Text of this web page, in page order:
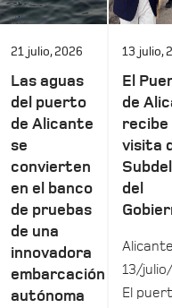
21 julio, 2026
Las aguas
del puerto
de Alicante
se
convierten
en el banco
de pruebas
de una
innovadora
embarcación
autónoma
13 julio,
El
de
recibe
visita
del
13/
El